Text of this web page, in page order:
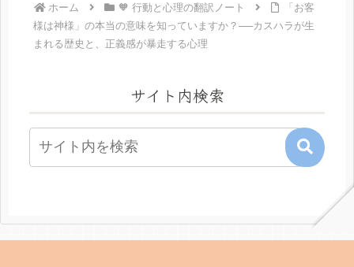
ホーム 🧡 行動と心理の翻訳ノート
「お客
様は神様」の本当の意味を知っていますか？──カスハラが生
まれる歴史と、正義感が暴走する心理
サイト内検索